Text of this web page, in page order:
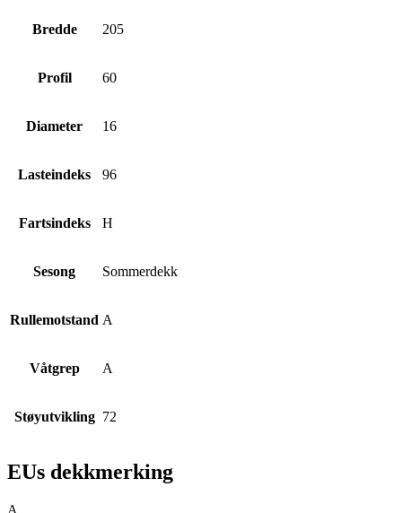
Bredde 205
Profil 60
Diameter 16
Lasteindeks 96
Fartsindeks H
Sesong Sommerdekk
Rullemotstand A
Våtgrep A
Støyutvikling 72
EUs dekkmerking
A